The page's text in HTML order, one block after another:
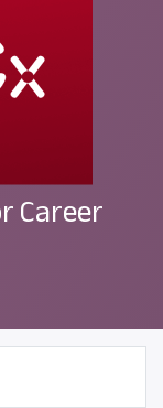
Career